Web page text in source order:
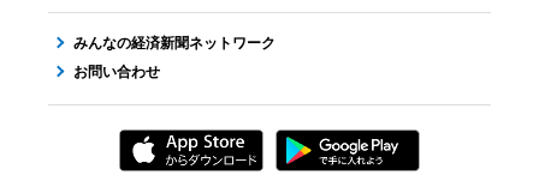
みんなの経済新聞ネットワーク
お問い合わせ